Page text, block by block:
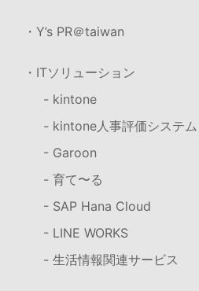
・Y’s PR＠taiwan
・ITソリューション
- kintone
- kintone人事評価システム
- Garoon
- 育て〜る
- SAP Hana Cloud
- LINE WORKS
- 生活情報関連サービス